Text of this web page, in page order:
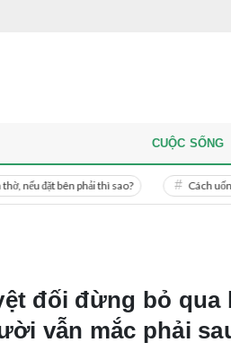
phải thì sao? Cách uống nước mía
CUỘC SỐNG
đối đừng bỏ qua
vẫn mắc phải